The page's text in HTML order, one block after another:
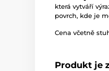
která vytváří
povrch, kde je
Cena včetně
Produkt je